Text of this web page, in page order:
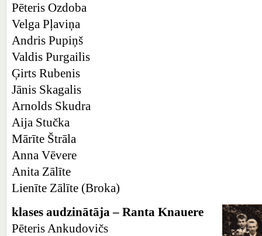
Pēteris Ozdoba
Velga Pļaviņa
Andris Pupiņš
Valdis Purgailis
Ģirts Rubenis
Jānis Skagalis
Arnolds Skudra
Aija Stučka
Mārīte Štrāla
Anna Vēvere
Anita Zālīte
Lienīte Zālīte (Broka)
klases audzinātāja – Ranta Knauere
Pēteris Ankudovičs